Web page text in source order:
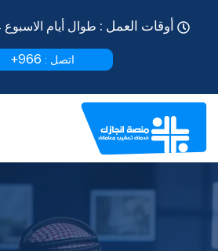
أوقات العمل : طوال أيام الاسبوع 24 علي مدار اليوم
اتصل : 966+